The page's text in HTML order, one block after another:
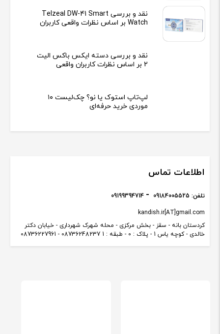
نقد و بررسی Telzeal DW-41 Smart
Watch بر اساس نظرات واقعی کاربران
نقد و بررسی دسته ایکس باکس الیت
2 بر اساس نظرات کاربران واقعی
لپ‌تاپ استوک یا نو؟ چک‌لیست ۱۰
موردی خرید حرفه‌ای
اطلاعات تماس
کردستان بانه - سقز - بخش مرکزی - محله شهرک شهرداری - خیابان دکتر
خالدی - کوچه یاس 1 - پلاک : 0 - طبقه : 1 08736248237 - 08736227961
kandish.ir[AT]gmail.com
تلفن: 09184005525
09199394714